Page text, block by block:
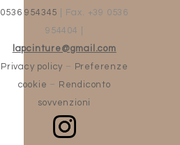
0536 954345
Fax. +39 0536
954404
lapcinture@gmail.com
Privacy policy – Preferenze
cookie – Rendiconto
sovvenzioni